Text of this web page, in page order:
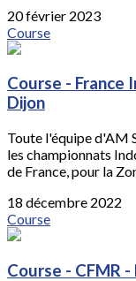
20 février 2023
Course
Course - France
Dijon
Toute l'équipe d'AM
les championnats
de France, pour la
18 décembre 2022
Course
Course - CFMR